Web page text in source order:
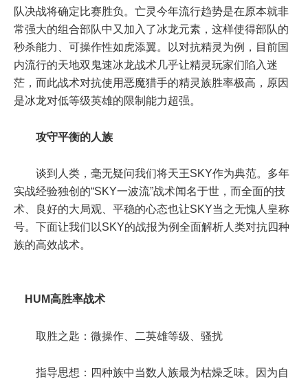
队决战将确定比赛胜负。亡灵今年流行趋势是在原本就非
常强大的组合部队中又加入了冰龙元素，这样使得部队的
秒杀能力、可操作性如虎添翼。以对抗精灵为例，目前国
内流行的天地双鬼速冰龙战术几乎让精灵玩家们陷入迷
茫，而此战术对抗使用恶魔猎手的精灵族胜率极高，原因
是冰龙对低等级英雄的限制能力超强。
攻守平衡的人族
谈到人类，毫无疑问我们将天王SKY作为典范。多年
实战经验独创的“SKY一波流”战术闻名于世，而全面的技
术、良好的大局观、平稳的心态也让SKY当之无愧人皇称
号。下面让我们以SKY的战报为例全面解析人类对抗四种
族的高效战术。
HUM高胜率战术
取胜之匙：微操作、二英雄等级、骚扰
指导思想：四种族中当数人族最为枯燥乏味。因为自